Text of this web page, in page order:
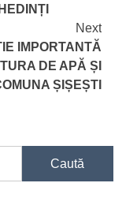
Next
IMPORTANTĂ
DE APĂ ȘI
ȘIȘEȘTI